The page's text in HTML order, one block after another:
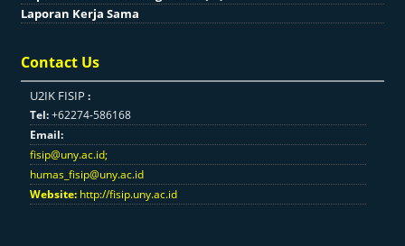
Laporan Kerja Sama
Contact Us
U2IK FISIP :
Tel:+62274-586168
Email:
fisip@uny.ac.id;
humas_fisip@uny.ac.id
Website: http://fisip.uny.ac.id